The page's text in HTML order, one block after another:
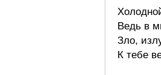
Ведь в
Зло,
К тебе